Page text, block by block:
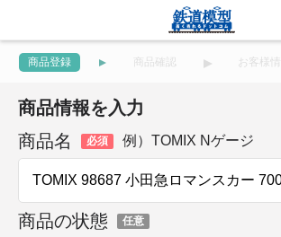
商品登録 商品確認 お客様情
商品情報を入力
商品名
必須 例）TOMIX Nゲージ
商品の状態 任意